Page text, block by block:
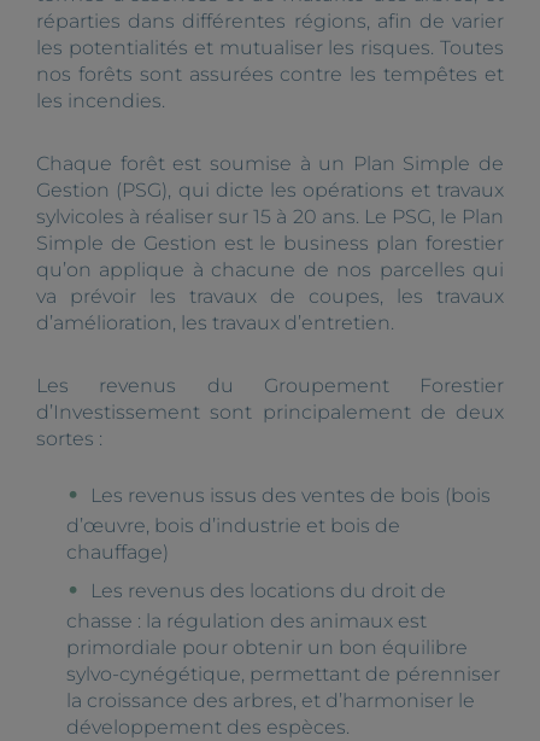
réparties dans différentes régions, afin de varier
les potentialités et mutualiser les risques. Toutes
nos forêts sont assurées contre les tempêtes et
les incendies.
Chaque forêt est soumise à un Plan Simple de
Gestion (PSG), qui dicte les opérations et travaux
sylvicoles à réaliser sur 15 à 20 ans. Le PSG, le Plan
Simple de Gestion est le business plan forestier
qu’on applique à chacune de nos parcelles qui
va prévoir les travaux de coupes, les travaux
d’amélioration, les travaux d’entretien.
Les revenus du Groupement Forestier
d’Investissement sont principalement de deux
sortes :
Les revenus issus des ventes de bois (bois
d’œuvre, bois d’industrie et bois de
chauffage)
Les revenus des locations du droit de
chasse : la régulation des animaux est
primordiale pour obtenir un bon équilibre
sylvo-cynégétique, permettant de pérenniser
la croissance des arbres, et d’harmoniser le
développement des espèces.